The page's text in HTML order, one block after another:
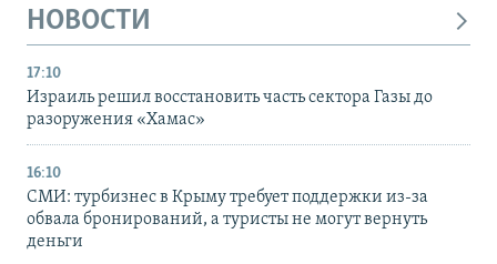
НОВОСТИ
17:10
Израиль решил восстановить часть сектора Газы до
разоружения «Хамас»
16:10
СМИ: турбизнес в Крыму требует поддержки из-за
обвала бронирований, а туристы не могут вернуть
деньги